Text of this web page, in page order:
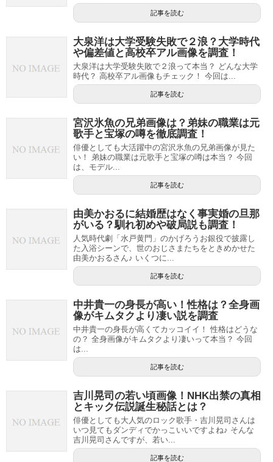
記事を読む
大泉洋は大学受験失敗で２浪？大学時代
や偏差値と高校卒アル画像を調査！
大泉洋は大学受験失敗で２浪って本当？ どんな大学
時代？ 高校卒アル画像もチェック！ 今回は...
記事を読む
宮沢氷魚の兄弟画像は？弟妹の職業は元
歌手と宝塚の噂を徹底調査！
俳優としても大活躍中の宮沢氷魚の兄弟画像が見た
い！ 弟妹の職業は元歌手と宝塚の噂は本当？ 今回
は、モデル...
記事を読む
由美かおるに結婚歴はなく事実婚の旦那
がいる？馴れ初めや破局説も調査！
人気時代劇「水戸黄門」のかげろうお銀役で披露し
た入浴シーンで、世のおじさまたちをときめかせた
由美かおるさん♪ いくつに...
記事を読む
中井貴一の身長が高い！性格は？全身画
像がキムタクより凄い説を調査
中井貴一の身長が高くてカッコイイ！ 性格はどうな
の？ 全身画像がキムタクより凄いって本当？ 今回
は...
記事を読む
吉川晃司の若い頃画像！NHK出禁の真相
とキック伝説誕生秘話とは？
俳優としても大人気のロック歌手・吉川晃司さんは
いつ見てもダンディでかっこいいですよね♪ そんな
吉川晃司さんですが、若い...
記事を読む